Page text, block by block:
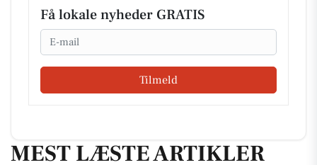
Få lokale nyheder GRATIS
Email
Tilmeld
MEST LÆSTE ARTIKLER